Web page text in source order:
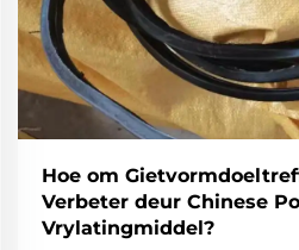
Hoe om
Verbeter deur Chinese
Vrylatingmiddel?